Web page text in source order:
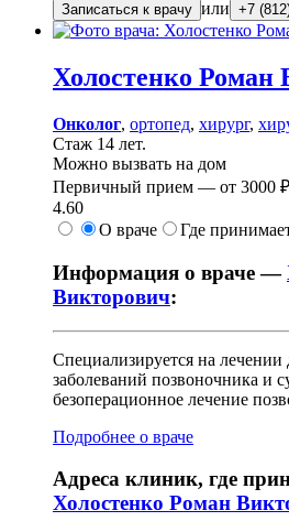
Записаться к врачу или +7
Холостенко Роман
Онколог, ортопед, хирург,
Стаж 14 лет.
Можно вызвать на дом
Первичный прием — от 3000 ₽
4.60
О враче
Где
Информация о враче —
Викторович:
Специализируется на лечении
заболеваний позвоночника и
безоперационное лечение
Подробнее о враче
Адреса клиник, где
Холостенко Роман